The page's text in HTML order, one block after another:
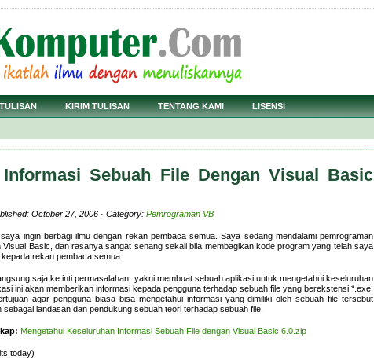
KIRIM TULISAN TENTANG KAMI LISENSI
Informasi Sebuah File Dengan Visual Basic
October 27, 2006 · Category: Pemrograman VB
ingin berbagi ilmu dengan rekan pembaca semua. Saya sedang mendalami pemrograman
Visual Basic, dan rasanya sangat senang sekali bila membagikan kode program yang telah saya
kepada rekan pembaca semua.
saja ke inti permasalahan, yakni membuat sebuah aplikasi untuk mengetahui keseluruhan
ini akan memberikan informasi kepada pengguna terhadap sebuah file yang berekstensi *.exe,
agar pengguna biasa bisa mengetahui informasi yang dimiliki oleh sebuah file tersebut
landasan dan pendukung sebuah teori terhadap sebuah file.
Mengetahui Keseluruhan Informasi Sebuah File dengan Visual Basic 6.0.zip
today)